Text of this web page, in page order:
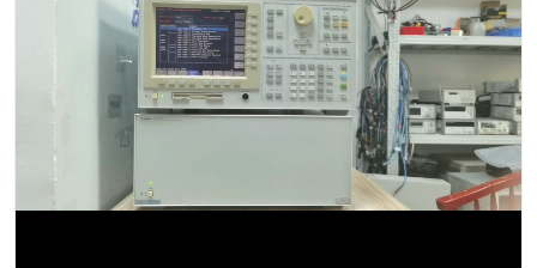
信号源
GPIB-USB卡 数据采集仪
数字源表 数字源表